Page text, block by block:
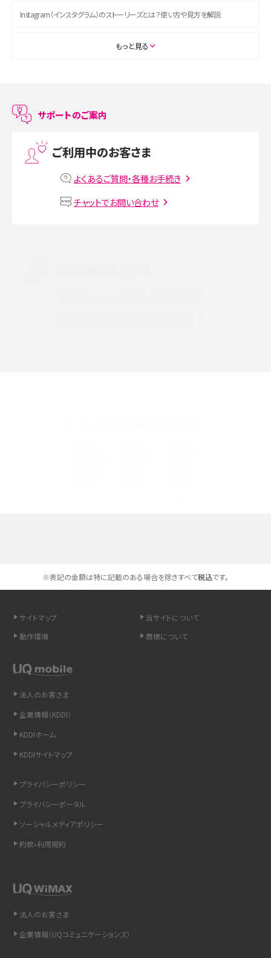
Instagram（インスタグラム）のストーリーズとは？使い方や見方を解説
ASMRとは？初心者向けの代表ジャンルや楽しみ方を解説
LINEで友だちを削除する方法は？方法ごとの影響や復活・復元する方法も解説
MNOとは？MVNOやMVNEとの違いやメリット・デメリットを解説
VPN接続とは？仕組みや必要性、メリット・デメリット、接続方法を解説
高校生にスマホ制限は必要？所持率やメリット・デメリットを詳しく紹介
スマホのネット通信速度が遅い原因は？すぐできる対処法や見直すポイントを解
説
を解説
LINEの引き継ぎ方法は？対象データや事前準備・条件・注意点などを解説
非通知設定とは？184で電話をかける方法やiPhone・Androidの設定を解説
iCloudの使用容量を減らす9つの方法！使用状況の確認手順も紹介
リプライ機能とは？LINE、X（旧Twitter）、Instagram、TikTokで送る方法を解説
LINEで送信取り消しをする方法は？相手に知られるのか、削除との違いも紹介
もっと見る
サポートのご案内
ご利用中のお客さま
よくあるご質問・各種お手続き
チャットでお問い合わせ
※表記の金額は特に記載のある場合を除きすべて税込です。
サイトマップ
当サイトについて
動作環境
商標について
法人のお客さま
企業情報（KDDI）
KDDIホーム
KDDIサイトマップ
プライバシーポリシー
プライバシーポータル
ソーシャルメディアポリシー
約款•利用規約
法人のお客さま
企業情報（UQコミュニケーションズ）